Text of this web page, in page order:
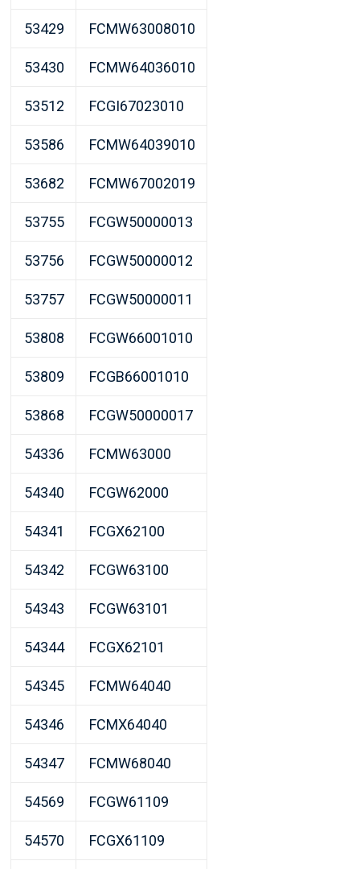
53429 FCMW63008010
53430 FCMW64036010
53512 FCGI67023010
53586 FCMW64039010
53682 FCMW67002019
53755 FCGW50000013
53756 FCGW50000012
53757 FCGW50000011
53808 FCGW66001010
53809 FCGB66001010
53868 FCGW50000017
54336 FCMW63000
54340 FCGW62000
54341 FCGX62100
54342 FCGW63100
54343 FCGW63101
54344 FCGX62101
54345 FCMW64040
54346 FCMX64040
54347 FCMW68040
54569 FCGW61109
54570 FCGX61109